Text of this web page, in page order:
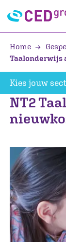
Home
Taalonderwijs
Kies jouw
NT2